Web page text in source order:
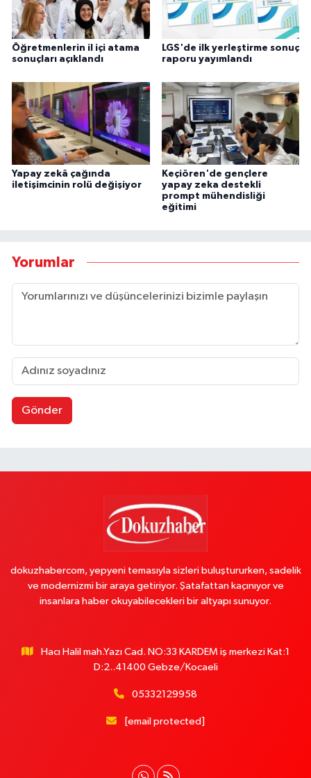
Öğretmenlerin il içi atama
sonuçları açıklandı
LGS'de ilk yerleştirme sonuç
raporu yayımlandı
Yapay zekâ çağında
iletişimcinin rolü değişiyor
Keçiören'de gençlere
yapay zeka destekli
prompt mühendisliği
eğitimi
Yorumlar
Gönder
dokuzhabercom, yepyeni temasıyla sizleri buluştururken, sadelik
ve modernizmi bir araya getiriyor. Şatafattan kaçınıyor ve
insanlara haber okuyabilecekleri bir altyapı sunuyor.
Hacı Halil mah.Yazı Cad. NO:33 KARDEM iş merkezi Kat:1
D:2..41400 Gebze/Kocaeli
05332129958
[email protected]